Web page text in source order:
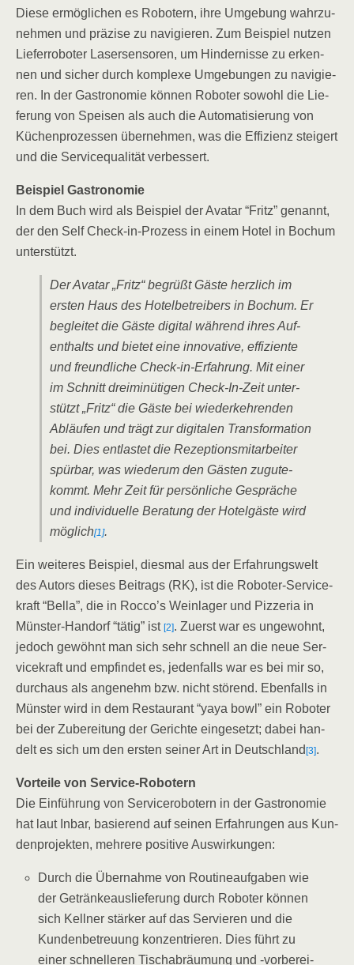
Die­se ermög­li­chen es Robo­tern, ihre Umge­bung wahr­zu­
neh­men und prä­zi­se zu navi­gie­ren. Zum Bei­spiel nut­zen
Lie­fer­ro­bo­ter Laser­sen­so­ren, um Hin­der­nis­se zu erken­
nen und sicher durch kom­ple­xe Umge­bun­gen zu navi­gie­
ren. In der Gas­tro­no­mie kön­nen Robo­ter sowohl die Lie­
fe­rung von Spei­sen als auch die Auto­ma­ti­sie­rung von
Küchen­pro­zes­sen über­neh­men, was die Effi­zi­enz stei­gert
und die Ser­vice­qua­li­tät verbessert.
Bei­spiel Gastronomie
In dem Buch wird als Bei­spiel der Ava­tar “Fritz” genannt,
der den Self Check-in-Pro­zess in einem Hotel in Bochum
unterstützt.
Der Ava­tar „Fritz“ begrüßt Gäs­te herz­lich im
ers­ten Haus des Hotel­be­trei­bers in Bochum. Er
beglei­tet die Gäs­te digi­tal wäh­rend ihres Auf­
ent­halts und bie­tet eine inno­va­ti­ve, effi­zi­en­te
und freund­li­che Check-in-Erfah­rung. Mit einer
im Schnitt drei­mi­nü­ti­gen Check-In-Zeit unter­
stützt „Fritz“ die Gäs­te bei wie­der­keh­ren­den
Abläu­fen und trägt zur digi­ta­len Trans­for­ma­ti­on
bei. Dies ent­las­tet die Rezep­ti­ons­mit­ar­bei­ter
spür­bar, was wie­der­um den Gäs­ten zugu­te­
kommt. Mehr Zeit für per­sön­li­che Gesprä­che
und indi­vi­du­el­le Bera­tung der Hotel­gäs­te wird
mög­lich[1].
Ein wei­te­res Bei­spiel, dies­mal aus der Erfah­rungs­welt
des Autors die­ses Bei­trags (RK), ist die Robo­ter-Ser­vice­
kraft “Bel­la”, die in Rocco’s Wein­la­ger und Piz­ze­ria in
Müns­ter-Han­dorf “tätig” ist [2]. Zuerst war es unge­wohnt,
jedoch gewöhnt man sich sehr schnell an die neue Ser­
vice­kraft und emp­fin­det es, jeden­falls war es bei mir so,
durch­aus als ange­nehm bzw. nicht stö­rend. Eben­falls in
Müns­ter wird in dem Restau­rant “yaya bowl” ein Robo­ter
bei der Zube­rei­tung der Gerich­te ein­ge­setzt; dabei han­
delt es sich um den ers­ten sei­ner Art in Deutsch­land [3].
Vor­tei­le von Service-Robotern
Die Ein­füh­rung von Ser­vice­ro­bo­tern in der Gas­tro­no­mie
hat laut Inbar, basie­rend auf sei­nen Erfah­run­gen aus Kun­
den­pro­jek­ten, meh­re­re posi­ti­ve Auswirkungen:
Durch die Über­nah­me von Rou­ti­ne­auf­ga­ben wie
der Geträn­ke­aus­lie­fe­rung durch Robo­ter kön­nen
sich Kell­ner stär­ker auf das Ser­vie­ren und die
Kun­den­be­treu­ung kon­zen­trie­ren. Dies führt zu
einer schnel­le­ren Tisch­ab­räu­mung und ‑vor­be­rei­